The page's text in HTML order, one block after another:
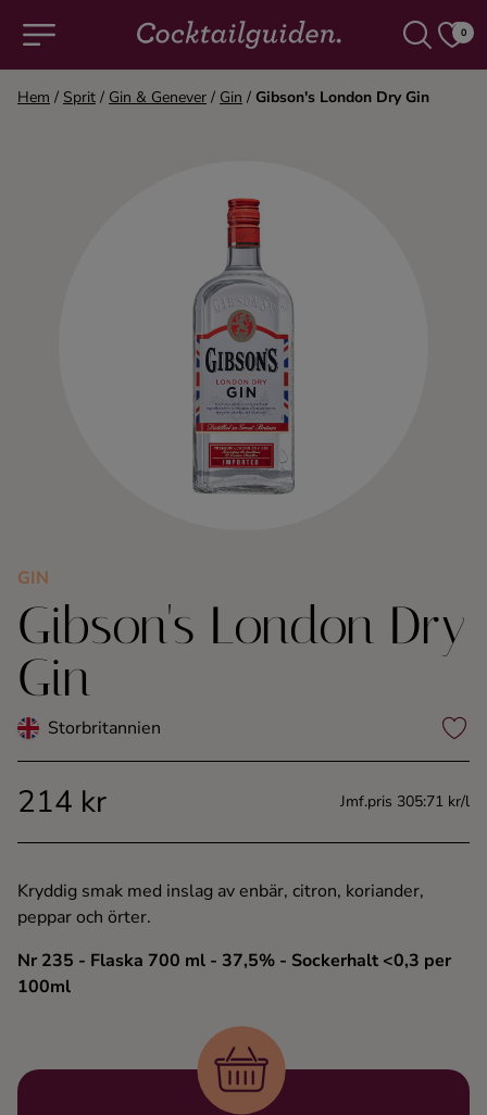
0
Alla cocktails & drinkar
Likör
Rom
Tequila
Hem / Sprit / Gin & Genever / Gin / Gibson's London Dry Gin
GIN
Gibson's London Dry
Gin
Storbritannien
214 kr Jmf.pris 305:71 kr/l
Kryddig smak med inslag av enbär, citron, koriander,
peppar och örter.
Nr 235 - Flaska 700 ml - 37,5% - Sockerhalt <0,3 per
100ml